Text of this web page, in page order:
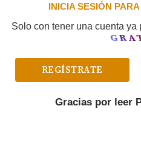
INICIA SESIÓN
Solo con tener una cuenta
REGÍSTRATE
Gracias por leer